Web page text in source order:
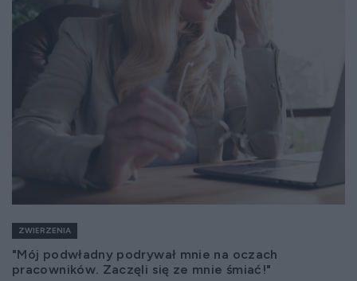
ZWIERZENIA
"Mój podwładny podrywał mnie na oczach
pracowników. Zaczęli się ze mnie śmiać!"